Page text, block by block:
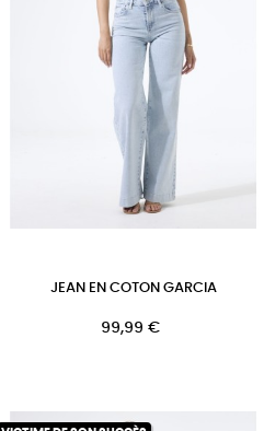
JEAN EN COTON GARCIA
Prix
99,99 €